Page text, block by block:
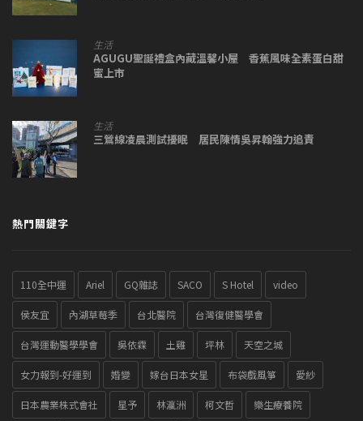
生活
AGUGU聖誕禮盒內藏溫馨小屋 香蕉風味全素蛋白甜
蜜上市
生活
三鶯線凌晨測試擾眠 居民陳情吳昇翰強力追責
熱門關鍵字
110全中運 Ariel GQ雜誌 SACO S Hotel video
侯友宜 內湖草莓季 台北醫院 台灣復健醫學會
台灣運動醫學學會 吳依霖 土雞 坪林 天空之城
女力報到-好運到 婚變 嫁台日本女星 布袋戲風箏 愛紗
日本農業株式會社 星予 林瀛洲 柯文哲 樂生療養院